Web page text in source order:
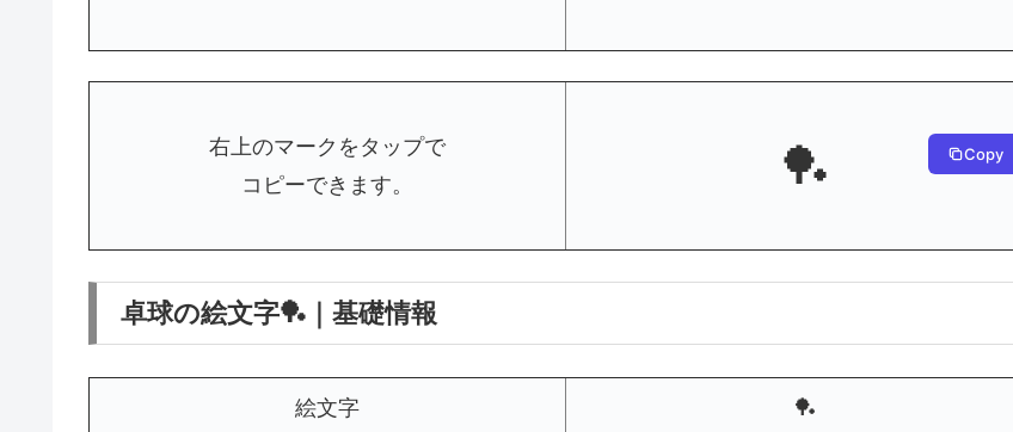
右上のマークをタップで
コピーできます。
🏓 Copy
卓球の絵文字🏓｜基礎情報
絵文字 🏓